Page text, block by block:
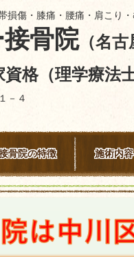
損傷・膝痛・腰痛・肩こり
骨院（名古
格（理学療法
－４
骨院の特徴 施術内容